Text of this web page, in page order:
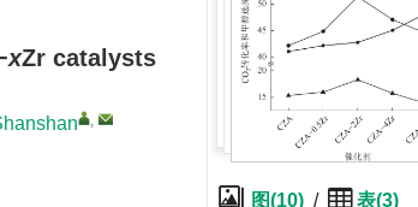
xZr catalysts
,
图(10) / 表(3)